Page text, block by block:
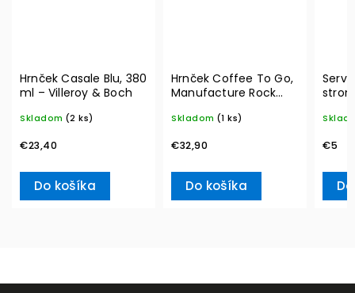
Hrnček Casale Blu, 380
ml – Villeroy & Boch
Skladom (2 ks)
€23,40
Do košíka
Hrnček Coffee To Go,
Manufacture Rock
Boch
Skladom (1 ks)
€32,90
Do košíka
L–
€5